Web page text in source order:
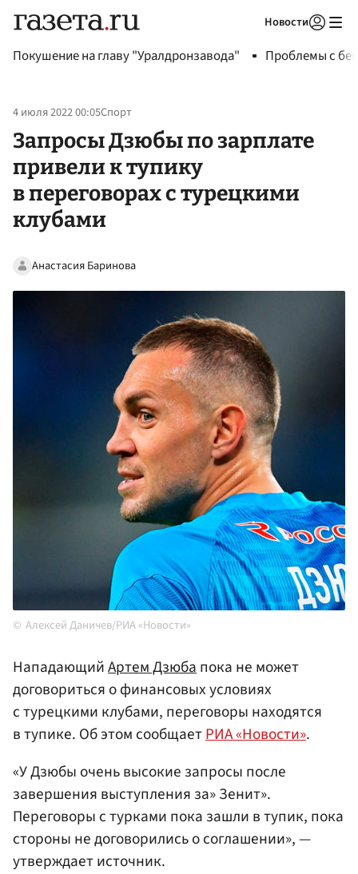
Новости
Покушение на главу "Уралдронзавода" Проблемы с
4 июля 2022 00:05Спорт
Запросы Дзюбы по зарплате
привели к тупику
в переговорах с турецкими
клубами
Анастасия Баринова
Алексей Даничев/РИА «Новости»
НападающийАртем Дзюбапока не может
договориться о финансовых условиях
с турецкими клубами, переговоры находятся
в тупике. Об этом сообщаетРИА «Новости».
«У Дзюбы очень высокие запросы после
завершения выступления за» Зенит».
Переговоры с турками пока зашли в тупик, пока
стороны не договорились о соглашении», —
утверждает источник.